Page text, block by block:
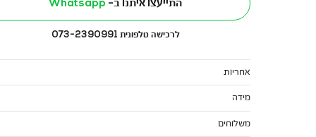
התייעצו איתנו ב- Whatsapp
לרכישה טלפונית 073-2390991
אחריות
מידה
משלוחים